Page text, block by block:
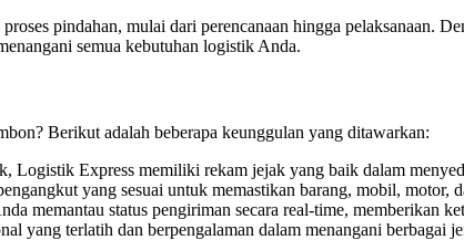
pindahan, mulai dari perencanaan hingga pelaksanaan.
semua kebutuhan logistik Anda.
Berikut adalah beberapa keunggulan yang ditawarkan:
Logistik Express memiliki rekam jejak yang baik dalam
yang sesuai untuk memastikan barang, mobil, motor,
memantau status pengiriman secara real-time, memberikan
yang terlatih dan berpengalaman dalam menangani berbagai